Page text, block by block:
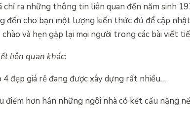
chỉ ra những thông tin liên quan đến năm sinh
đến cho bạn một lượng kiến thức đủ để cập
chào và hẹn gặp lại mọi người trong các bài viết
liên quan khác:
4 đẹp giá rẻ đang được xây dựng rất nhiều…
điểm hơn hẳn những ngôi nhà có kết cấu nặng